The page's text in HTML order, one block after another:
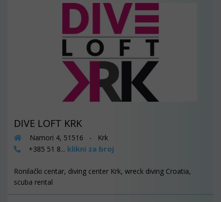
DIVE LOFT KRK
Namori 4, 51516 - Krk
+385 51 8... klikni za broj
Ronilački centar, diving center Krk, wreck diving Croatia,
scuba rental